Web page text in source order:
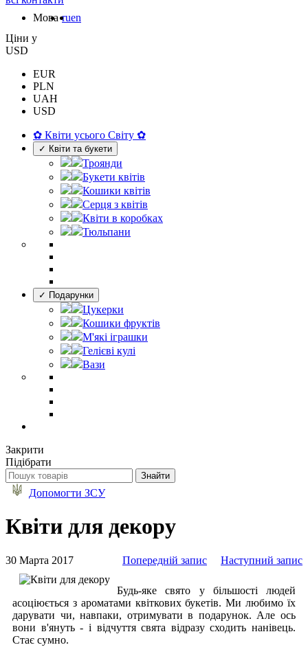
Мова ruen
Цiни у
USD
EUR
PLN
UAH
USD
✿ Квіти усього Світу ✿
✓ Квіти та букети
Троянди
Букети квітів
Кошики квітів
Серця з квітів
Квіти в коробках
Тюльпани
✓ Подарунки
Цукерки
Кошики фруктів
М'які іграшки
Гелієві кулі
Вази
Закрити
Підібрати
Допомогти ЗСУ
Квіти для декору
Попередній запис Наступний запис
30 Марта 2017
Будь-яке свято у більшості людей
асоціюється з ароматами квіткових букетів. Ми любимо їх
дарувати чи, навпаки, отримувати в подарунок. Але ось
вони в'януть - і відчуття свята відразу сходить нанівець.
Стає сумно.